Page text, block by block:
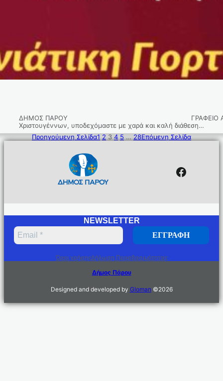
ΑΝΤΙΔΗΜΑΡΧΟΥ ΤΜΗΜΑ
Χριστουγέννων, υποδεχόμαστε με χαρά και καλή διάθεση…
Προηγούμενη Σελίδα1 2 3 4 5 … 28Επόμενη Σελίδα
NEWSLETTER
Όροι χρήσηςΔήλωση Προσβασιμότητας
Δήμος Πάρου
Designed and developed by Gloman ©2026